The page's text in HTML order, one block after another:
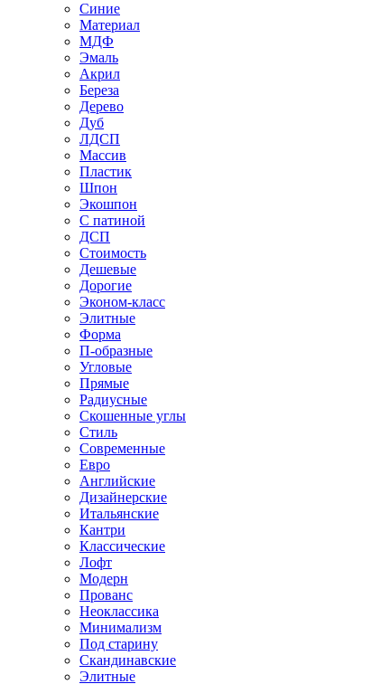
Синие
Материал
МДФ
Эмаль
Акрил
Береза
Дерево
Дуб
ЛДСП
Массив
Пластик
Шпон
Экошпон
С патиной
ДСП
Стоимость
Дешевые
Дорогие
Эконом-класс
Элитные
Форма
П-образные
Угловые
Прямые
Радиусные
Скошенные углы
Стиль
Современные
Евро
Английские
Дизайнерские
Итальянские
Кантри
Классические
Лофт
Модерн
Прованс
Неоклассика
Минимализм
Под старину
Скандинавские
Элитные